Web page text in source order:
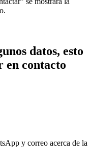
datos, esto
en contacto
y correo acerca de la